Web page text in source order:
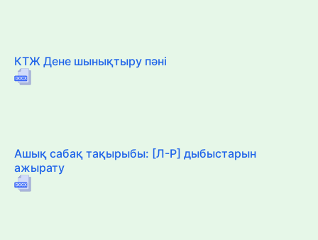
КТЖ Дене шынықтыру пәні
Ашық сабақ тақырыбы: [Л-Р] дыбыстарын
ажырату